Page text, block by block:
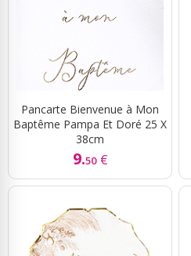
Pancarte Bienvenue à Mon
Baptême Pampa Et Doré 25 X
38cm
9.50 €